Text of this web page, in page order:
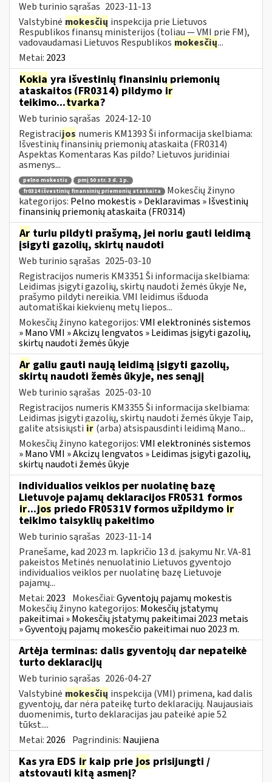
Web turinio sąrašas 2023-11-13
Valstybinė mokesčių inspekcija prie Lietuvos
Respublikos finansų ministerijos (toliau — VMI prie FM),
vadovaudamasi Lietuvos Respublikos mokesčių...
Metai: 2023
Kokia yra išvestinių finansinių priemonių
ataskaitos (FR0314) pildymo ir
teikimo...tvarka?
Web turinio sąrašas 2024-12-10
Registracijos numeris KM1393 Ši informacija skelbiama:
Išvestinių finansinių priemonių ataskaita (FR0314)
Aspektas Komentaras Kas pildo? Lietuvos juridiniai
asmenys...
pelno mokestis
pmį 50 str. 3 d. 1 p.
fr0314 išvestinių finansinių priemonių ataskaita
Mokesčių žinyno
kategorijos: Pelno mokestis » Deklaravimas » Išvestinių
finansinių priemonių ataskaita (FR0314)
Ar turiu pildyti prašymą, jei noriu gauti leidimą
įsigyti gazolių, skirtų naudoti
Web turinio sąrašas 2025-03-10
Registracijos numeris KM3351 Ši informacija skelbiama:
Leidimas įsigyti gazolių, skirtų naudoti žemės ūkyje Ne,
prašymo pildyti nereikia. VMI leidimus išduoda
automatiškai kiekvienų metų liepos...
Mokesčių žinyno kategorijos:VMI elektroninės sistemos
» Mano VMI » Akcizų lengvatos » Leidimas įsigyti gazolių,
skirtų naudoti žemės ūkyje
Ar galiu gauti naują leidimą įsigyti gazolių,
skirtų naudoti žemės ūkyje, nes senąjį
Web turinio sąrašas 2025-03-10
Registracijos numeris KM3355 Ši informacija skelbiama:
Leidimas įsigyti gazolių, skirtų naudoti žemės ūkyje Taip,
galite atsisiųsti ir (arba) atsispausdinti leidimą Mano...
Mokesčių žinyno kategorijos:VMI elektroninės sistemos
» Mano VMI » Akcizų lengvatos » Leidimas įsigyti gazolių,
skirtų naudoti žemės ūkyje
individualios veiklos per nuolatinę bazę
Lietuvoje pajamų deklaracijos FR0531 formos
ir...jos priedo FR0531V formos užpildymo ir
teikimo taisyklių pakeitimo
Web turinio sąrašas 2023-11-14
Pranešame, kad 2023 m. lapkričio 13 d. įsakymu Nr. VA-81
pakeistos Metinės nenuolatinio Lietuvos gyventojo
individualios veiklos per nuolatinę bazę Lietuvoje
pajamų...
Metai: 2023 Mokesčiai:Gyventojų pajamų mokestis
Mokesčių žinyno kategorijos: Mokesčių įstatymų
pakeitimai » Mokesčių įstatymų pakeitimai 2023 metais
» Gyventojų pajamų mokesčio pakeitimai nuo 2023 m.
Artėja terminas: dalis gyventojų dar nepateikė
turto deklaracijų
Web turinio sąrašas 2026-04-27
Valstybinė mokesčių inspekcija (VMI) primena, kad dalis
gyventojų, dar nėra pateikę turto deklaracijų. Naujausiais
duomenimis, turto deklaracijas jau pateikė apie 52
tūkst....
Metai: 2026 Pagrindinis: Naujiena
Kas yra EDS ir kaip prie jos prisijungti /
atstovauti kitą asmenį?